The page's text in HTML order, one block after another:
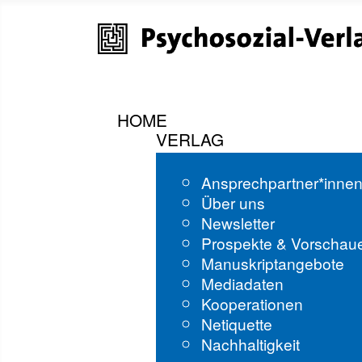
HOME
VERLAG
Über uns
Newsletter
Prospekte &
Manuskriptangebote
Mediadaten
Kooperationen
Netiquette
Nachhaltigkeit